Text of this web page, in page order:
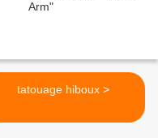
tatouage hiboux >